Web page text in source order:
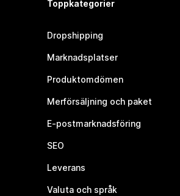
Toppkategorier
Dropshipping
Marknadsplatser
Produktomdömen
Merförsäljning och paket
E-postmarknadsföring
SEO
Leverans
Valuta och språk